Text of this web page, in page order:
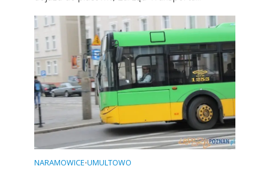
NARAMOWICE•UMULTOWO